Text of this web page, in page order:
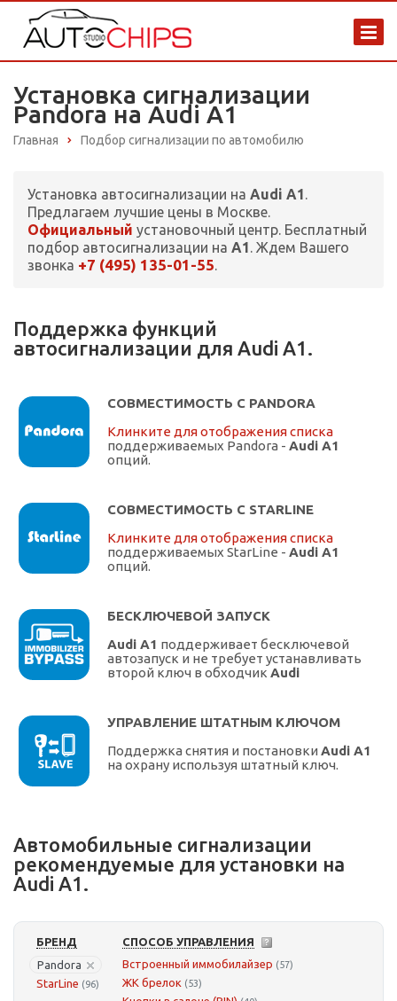
Установка сигнализации
Pandora на Audi A1
Главная Подбор сигнализации по автомобилю
Установка автосигнализации на Audi A1 .
Предлагаем лучшие цены в Москве.
Официальный установочный центр. Бесплатный
подбор автосигнализации на A1 . Ждем Вашего
звонка +7 (495) 135-01-55.
Поддержка функций
автосигнализации для Audi A1.
СОВМЕСТИМОСТЬ С PANDORA
Клинките для отображения списка
поддерживаемых Pandora - Audi A1
опций.
СОВМЕСТИМОСТЬ С STARLINE
Клинките для отображения списка
поддерживаемых StarLine - Audi A1
опций.
БЕСКЛЮЧЕВОЙ ЗАПУСК
Audi A1 поддерживает бесключевой
автозапуск и не требует устанавливать
второй ключ в обходчик Audi
УПРАВЛЕНИЕ ШТАТНЫМ КЛЮЧОМ
Поддержка снятия и постановки Audi A1
на охрану используя штатный ключ.
Автомобильные сигнализации
рекомендуемые для установки на
Audi A1.
БРЕНД
Pandora
StarLine (96)
СПОСОБ УПРАВЛЕНИЯ
Встроенный иммобилайзер (57)
ЖК брелок (53)